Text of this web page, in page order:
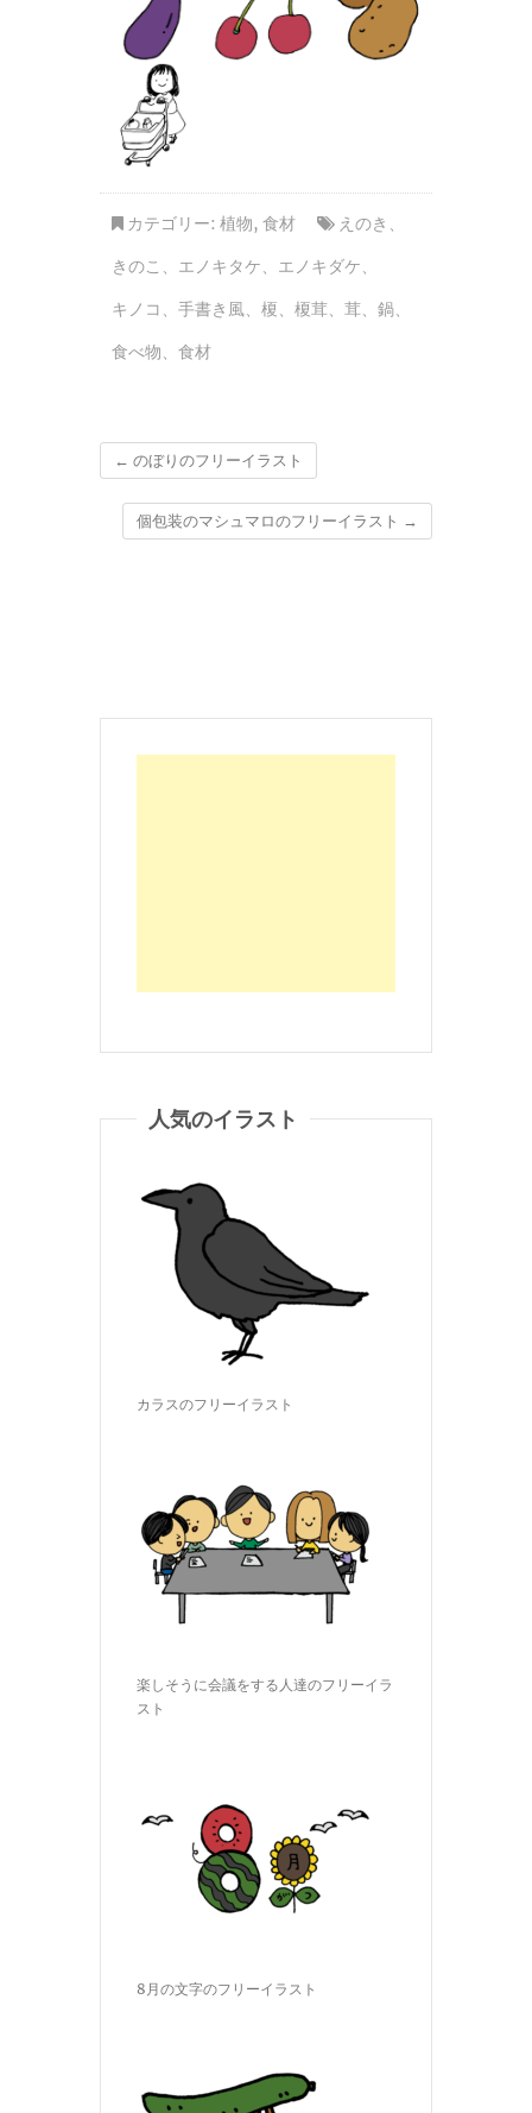
カテゴリー: 植物, 食材 えのき 、
きのこ 、 エノキタケ、 エノキダケ、
キノコ 、 手書き風、 榎、 榎茸、 茸、 鍋、
食べ物、 食材
← のぼりのフリーイラスト
個包装のマシュマロのフリーイラスト →
人気のイラスト
カラスのフリーイラスト
楽しそうに会議をする人達のフリーイラ
スト
8月の文字のフリーイラスト